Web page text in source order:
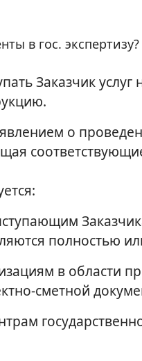
в гос. экспертизу?
Заказчик
о
полностью
в области
сметной